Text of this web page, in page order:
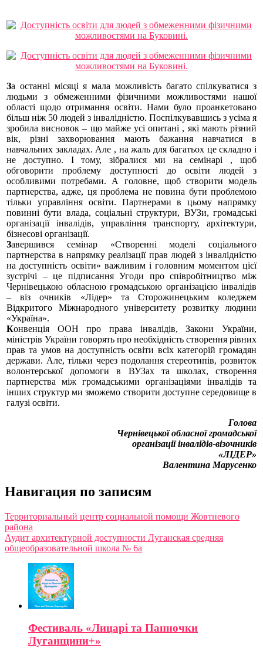
За останні місяці я мала можливістьбагато спілкуватися з
людьми з обмеженними фізичними можливостями нашої
області щодо отримання освіти. Нами було проанкетовано
більш ніж 50 людей з інвалідністю. Поспілкувавшись з усіма я
зробила висновок – що майже усі опитані , які мають різний
вік, різні захворювання мають бажання навчатися в
навчальних закладах. Але , на жаль для багатьох це складно і
не доступно. І тому, зібралися ми на семінарі , щоб
обговорити проблему доступності до освіти людей з
особливими потребами. А головне, щоб створити модель
партнерства, адже, ця проблема не повина бути проблемою
тільки управління освіти. Партнерами в цьому напрямку
повинні бути влада, соціальні структури, ВУЗи, громадські
організації інвалідів, управління транспорту, архітектури,
бізнесові організації.
Завершився семінар «Створенні моделі соціального
партнерства в напрямку реалізації прав людей з інвалідністю
на доступність освіти» важливим і головним моментом цієї
зустрічі – це підписання Угоди про співробітництво між
Чернівецькою обласною громадською організацією інвалідів
– віз очників «Лідер» та Сторожинецьким коледжем
Відкритого Міжнародного університету розвитку людини
«Україна».
Конвенція ООН про права інвалідів,Закони України,
міністрів України говорять про необхідність створення рівних
прав та умов на доступність освіти всіх категорій громадян
держави. Але, тільки через подолання стереотипів, розвиток
волонтерської допомоги в ВУЗах та школах, створення
партнерства між громадськими організаціями інвалідів та
інших структур ми зможемо створити доступне середовище в
галузі освіти.
Голова
Чернівецької обласної громадської
організації інвалідів-візочників
«ЛІДЕР»
Валентина Марусенко
Навигация по записям
Территориальный центр социальной помощи Жовтневого
района
Аудит архитектурной доступности Луганская средняя
общеобразовательной школа № 6а
Фестиваль «Лицарі та Панночки
Луганщини+»